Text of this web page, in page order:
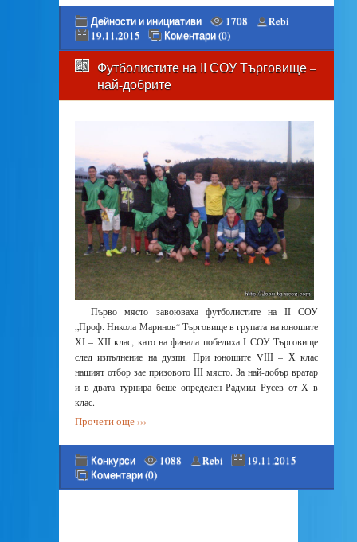
Дейности и инициативи 1708
Rebi
19.11.2015
Коментари (0)
Футболистите на ІІ СОУ Търговище –
най-добрите
Първо място завоюваха футболистите на ІІ СОУ
„Проф. Никола Маринов“ Търговище в групата на юношите
ХІ – ХІІ клас, като на финала победиха І СОУ Търговище
след изпълнение на дузпи. При юношите VІІІ – Х клас
нашият отбор зае призовото ІІІ място. За най-добър вратар
и в двата турнира беше определен Радмил Русев от Х в
клас.
Прочети още ›››
Конкурси 1088 Rebi
19.11.2015
Коментари (0)